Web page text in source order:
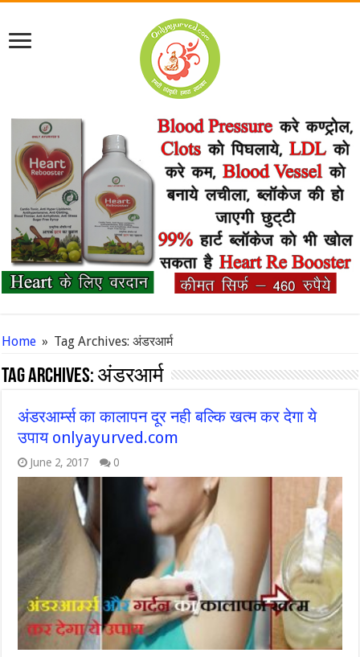
Home » Tag Archives: अंडरआर्म
Tag Archives:अंडरआर्म
अंडरआर्म्स का कालापन दूर नही बल्कि खत्म कर देगा ये
उपाय onlyayurved.com
June 2, 2017 0